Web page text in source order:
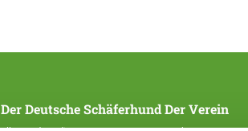
Der Deutsche SchäferhundDer Verein